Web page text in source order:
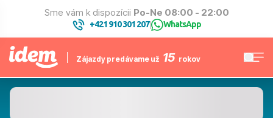
Sme vám k dispozícii Po-Ne 08:00 - 22:00
+421 910 301 207| WhatsApp
Zájazdy predávame už 15 rokov